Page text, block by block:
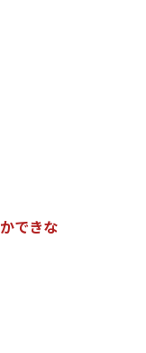
かできな